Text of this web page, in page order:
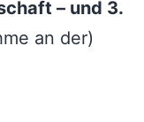
– und 3.
an der)